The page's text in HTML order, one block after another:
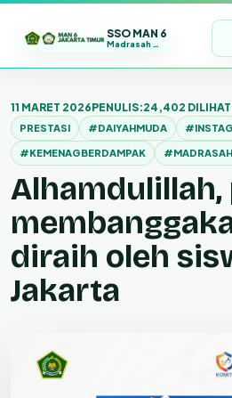
SSO MAN 6
Madrasah Maju | Bermutu | Mendunia
ke
konten
11 MARET 2026PENULIS:24,402 DILIHAT
PRESTASI #DAIYAHMUDA
#KEMENAGBERDAMPAK
diraih oleh
Jakarta